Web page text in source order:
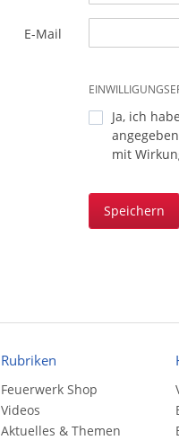
E-Mail
Ja, ich
mit
Speichern
Rubriken
Feuerwerk Shop
Videos
Aktuelles & Themen